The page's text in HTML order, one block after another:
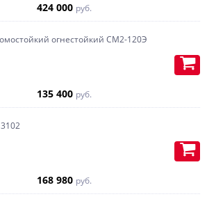
карманы (под
или бумаги) на
424 000 руб.
огнестойкий СМ2-120Э
135 400 руб.
168 980 руб.